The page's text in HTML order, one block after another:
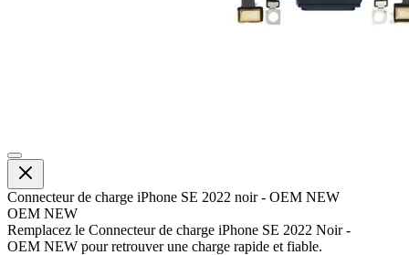
Connecteur de charge iPhone SE 2022 noir - OEM NEW
OEM NEW
Remplacez le Connecteur de charge iPhone SE 2022 Noir -
OEM NEW pour retrouver une charge rapide et fiable.